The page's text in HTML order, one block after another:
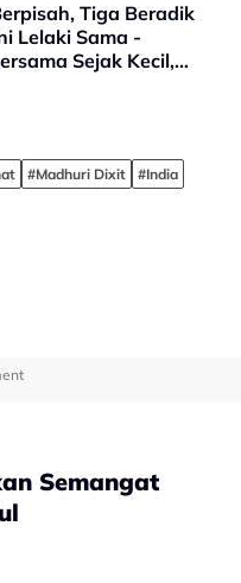
Tiga Beradik
Lelaki Sama -
Sejak Kecil,
Hidup
#Madhuri Dixit
#India
Semangat